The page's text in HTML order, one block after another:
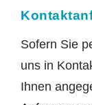
Sofern Sie
uns in
Ihnen